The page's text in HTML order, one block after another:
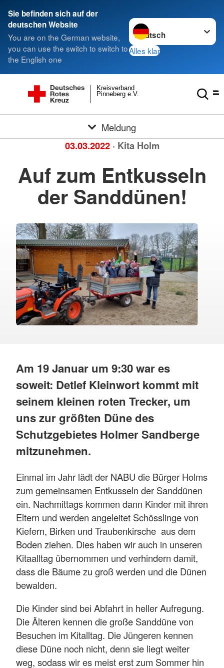
Sie befinden sich auf der
deutschen Website
You are on the German website,
you can use the switch to switch to
the English one
Sprache wechseln zu
Alles klar
Pinneberg e.V.
Kreisverband
Meldung
03.03.2022 · Kita Holm
Auf zum Entkusseln
der Sanddünen!
Am 19 Januar um 9:30 war es
soweit: Detlef Kleinwort kommt mit
seinem kleinen roten Trecker, um
uns zur größten Düne des
Schutzgebietes Holmer Sandberge
mitzunehmen.
Einmal im Jahr lädt der NABU die Bürger Holms
zum gemeinsamen Entkusseln der Sanddünen
ein. Nachmittags kommen dann Kinder mit ihren
Eltern und werden angeleitet Schösslinge von
Kiefern, Birken und Traubenkirsche aus dem
Boden ziehen. Dies haben wir auch in unseren
Kitaalltag übernommen und verhindern damit,
dass die Bäume zu groß werden und die Dünen
bewalden.
Die Kinder sind bei Abfahrt in heller Aufregung.
Die Älteren kennen die große Sanddüne von
Besuchen im Kitalltag. Die Jüngeren kennen
diese Düne noch nicht, denn sie liegt weiter
weg, sodass wir es meist erst zum Sommer hin